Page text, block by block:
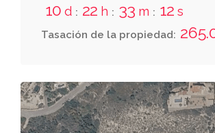
este, finca segregada; oeste, otro
10 d : 22 h : 33 m : 11 s
Tasación de la propiedad: